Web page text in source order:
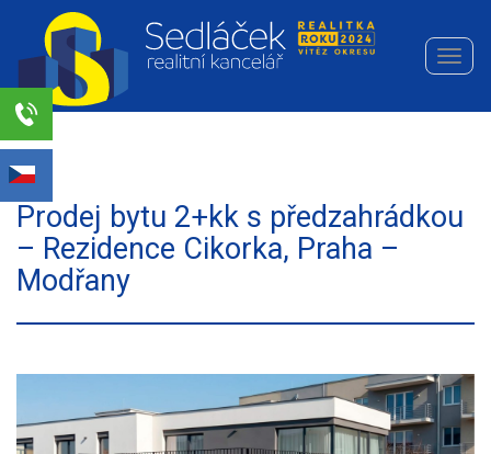
Realitní
kancelář
Sedláček
s.r.o.
Prodej bytu 2+kk s předzahrádkou
– Rezidence Cikorka, Praha –
Modřany